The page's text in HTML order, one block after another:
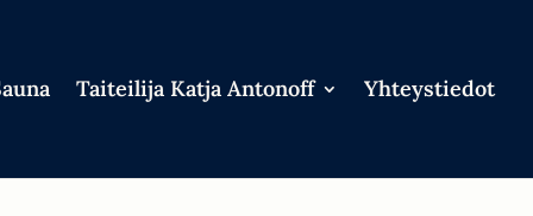
Taiteilija Katja Antonoff Yhteystiedot